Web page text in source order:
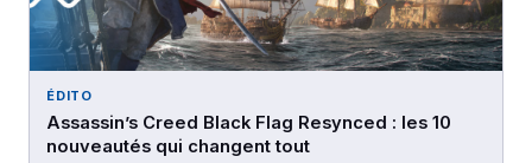
ÉDITO
Assassin’s Creed Black Flag Resynced : les 10
nouveautés qui changent tout